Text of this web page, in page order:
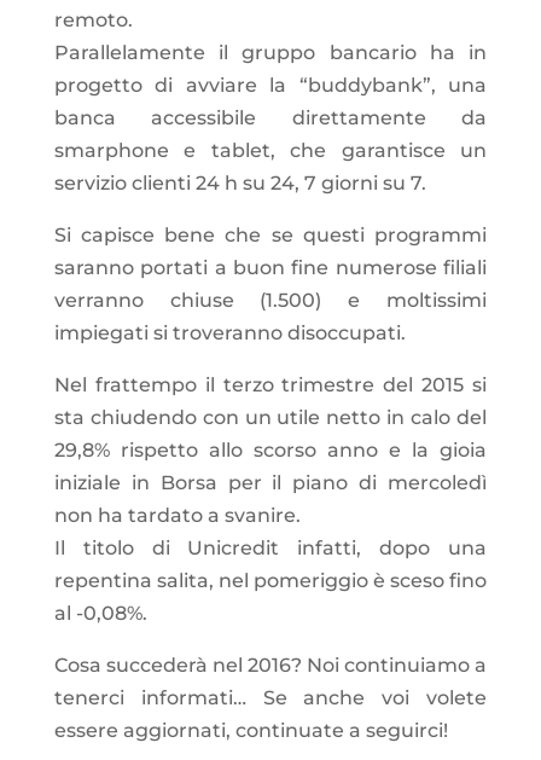
remoto.
Parallelamente il gruppo bancario ha in
progetto di avviare la “buddybank”, una
banca accessibile direttamente da
smarphone e tablet, che garantisce un
servizio clienti 24 h su 24, 7 giorni su 7.
Si capisce bene che se questi programmi
saranno portati a buon fine numerose filiali
verranno chiuse (1.500) e moltissimi
impiegati si troveranno disoccupati.
Nel frattempo il terzo trimestre del 2015 si
sta chiudendo con un utile netto in calo del
29,8% rispetto allo scorso anno e la gioia
iniziale in Borsa per il piano di mercoledì
non ha tardato a svanire.
Il titolo di Unicredit infatti, dopo una
repentina salita, nel pomeriggio è sceso fino
al -0,08%.
Cosa succederà nel 2016? Noi continuiamo a
tenerci informati… Se anche voi volete
essere aggiornati, continuate a seguirci!